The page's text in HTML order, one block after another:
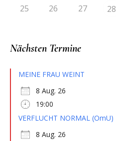
25 26 27 28
Nächsten Termine
MEINE FRAU WEINT
8 Aug. 26
19:00
VERFLUCHT NORMAL (OmU)
8 Aug. 26